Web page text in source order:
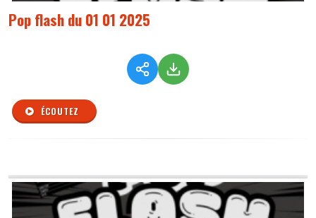
Pop flash du 01 01 2025
ÉCOUTEZ